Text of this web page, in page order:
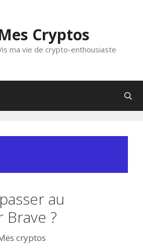
Cryptos
ma vie de crypto-enthousiaste
au
Brave ?
cryptos